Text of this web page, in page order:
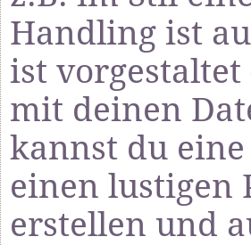
Handling ist
ist
mit deinen
kannst du
einen lustigen
erstellen und